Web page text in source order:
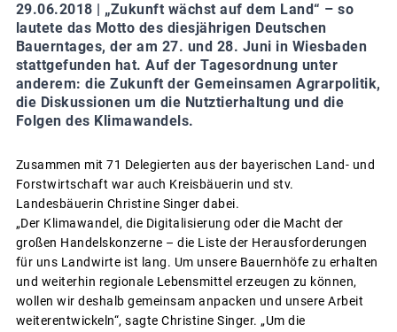
29.06.2018 | „Zukunft wächst auf dem Land“ – so
lautete das Motto des diesjährigen Deutschen
Bauerntages, der am 27. und 28. Juni in Wiesbaden
stattgefunden hat. Auf der Tagesordnung unter
anderem: die Zukunft der Gemeinsamen Agrarpolitik,
die Diskussionen um die Nutztierhaltung und die
Folgen des Klimawandels.
Zusammen mit 71 Delegierten aus der bayerischen Land- und
Forstwirtschaft war auch Kreisbäuerin und stv.
Landesbäuerin Christine Singer dabei.
„Der Klimawandel, die Digitalisierung oder die Macht der
großen Handelskonzerne – die Liste der Herausforderungen
für uns Landwirte ist lang. Um unsere Bauernhöfe zu erhalten
und weiterhin regionale Lebensmittel erzeugen zu können,
wollen wir deshalb gemeinsam anpacken und unsere Arbeit
weiterentwickeln“, sagte Christine Singer. „Um die